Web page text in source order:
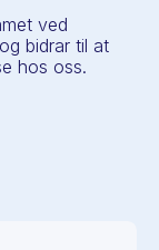
ved
bidrar til at
hos oss.